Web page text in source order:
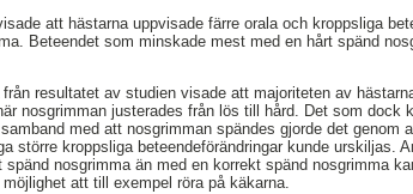
att hästarna uppvisade färre orala och kroppsliga
Beteendet som minskade mest med en hårt spänd
resultatet av studien visade att majoriteten av
nosgrimman justerades från lös till hård. Det som
med att nosgrimman spändes gjorde det genom
större kroppsliga beteendeförändringar kunde urskiljas.
spänd nosgrimma än med en korrekt spänd nosgrimma
att till exempel röra på käkarna.